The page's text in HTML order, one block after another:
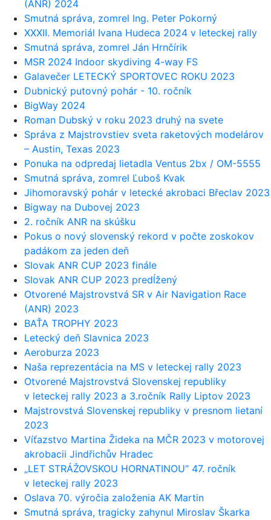
(ANR) 2024
Smutná správa, zomrel Ing. Peter Pokorný
XXXII. Memoriál Ivana Hudeca 2024 v leteckej rally
Smutná správa, zomrel Ján Hrnčírik
MSR 2024 Indoor skydiving 4-way FS
Galavečer LETECKÝ SPORTOVEC ROKU 2023
Dubnický putovný pohár - 10. ročník
BigWay 2024
Roman Dubský v roku 2023 druhý na svete
Správa z Majstrovstiev sveta raketových modelárov
– Austin, Texas 2023
Ponuka na odpredaj lietadla Ventus 2bx / OM-5555
Smutná správa, zomrel Ľuboš Kvak
Jihomoravský pohár v letecké akrobaci Břeclav 2023
Bigway na Dubovej 2023
2. ročník ANR na skúšku
Pokus o nový slovenský rekord v počte zoskokov
padákom za jeden deň
Slovak ANR CUP 2023 finále
Slovak ANR CUP 2023 predĺžený
Otvorené Majstrovstvá SR v Air Navigation Race
(ANR) 2023
BAŤA TROPHY 2023
Letecký deň Slavnica 2023
Aeroburza 2023
Naša reprezentácia na MS v leteckej rally 2023
Otvorené Majstrovstvá Slovenskej republiky
v leteckej rally 2023 a 3.ročník Rally Liptov 2023
Majstrovstvá Slovenskej republiky v presnom lietaní
2023
Víťazstvo Martina Žideka na MČR 2023 v motorovej
akrobacii Jindřichův Hradec
„LET STRÁŽOVSKOU HORNATINOU“ 47. ročník
v leteckej rally 2023
Oslava 70. výročia založenia AK Martin
Smutná správa, tragicky zahynul Miroslav Škarka